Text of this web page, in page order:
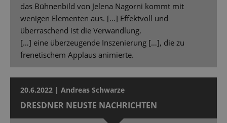
das Bühnenbild von Jelena Nagorni kommt mit
wenigen Elementen aus. […] Effektvoll und
überraschend ist die Verwandlung.
[…] eine überzeugende Inszenierung […], die zu
frenetischem Applaus animierte.
20.6.2022 | Andreas Schwarze
DRESDNER NEUSTE NACHRICHTEN